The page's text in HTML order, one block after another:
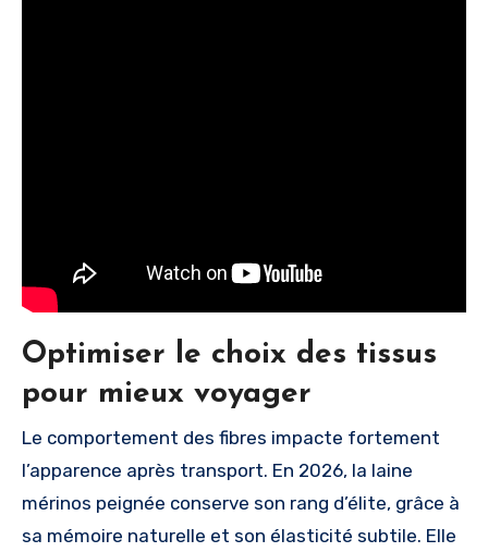
Optimiser le choix des tissus
pour mieux voyager
Le comportement des fibres impacte fortement
l’apparence après transport. En 2026, la laine
mérinos peignée conserve son rang d’élite, grâce à
sa mémoire naturelle et son élasticité subtile. Elle